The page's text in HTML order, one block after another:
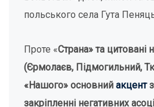
польського села Гута
Проте «Страна» та цитовані
(Єрмолаєв, Підмогильний,
«Нашого» основний акцент
закріпленні негативних